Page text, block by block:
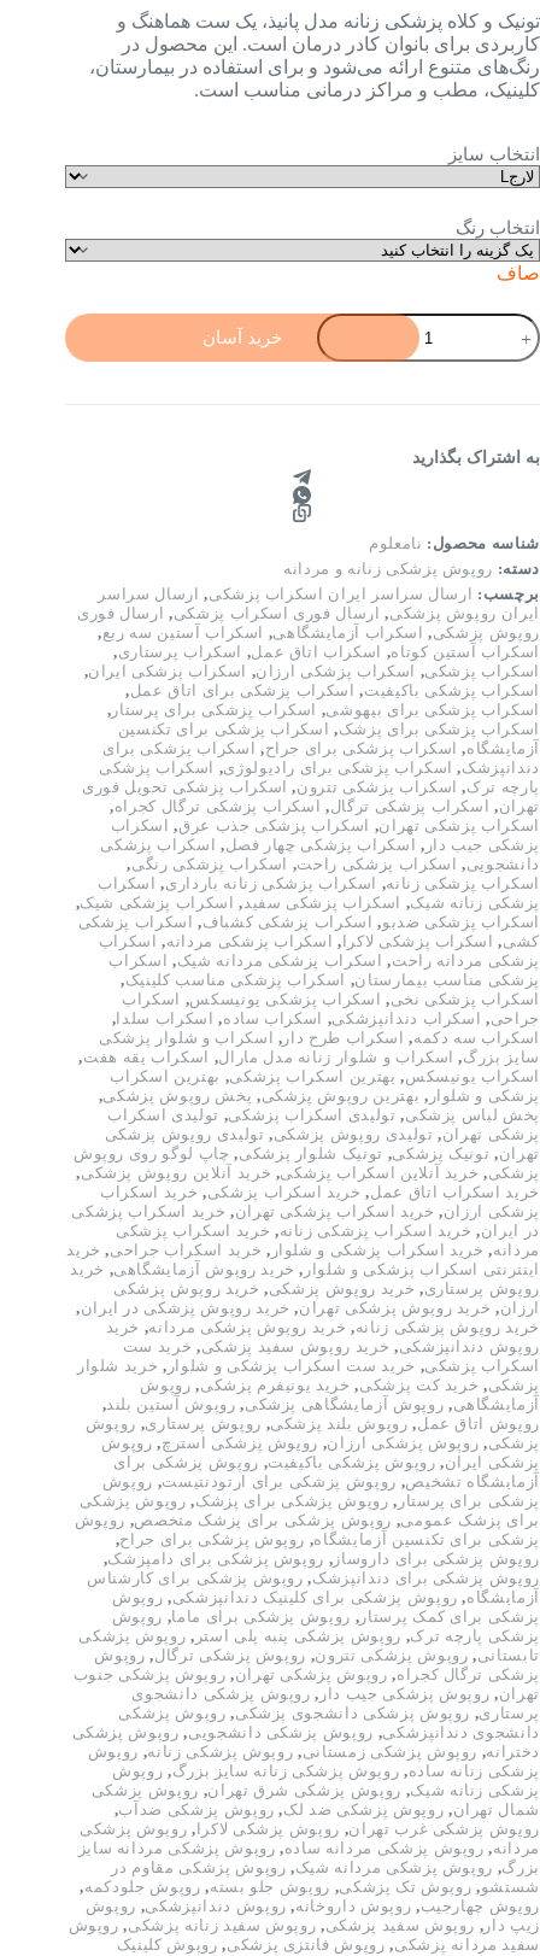
تومان2,200,000
بود.
تومان1,320,000.
تونیک و کلاه پزشکی زنانه مدل پانیذ، یک ست هماهنگ و
کاربردی برای بانوان کادر درمان است. این محصول در
رنگ‌های متنوع ارائه می‌شود و برای استفاده در بیمارستان،
کلینیک، مطب و مراکز درمانی مناسب است.
انتخاب سایز
انتخاب رنگ
صاف
تونیک
و
کلاه
پانیذ
برای
عدد
خرید آسان
به اشتراک بگذارید
شناسه محصول: نامعلوم
دسته: روپوش پزشکی زنانه و مردانه
برچسب:
ارسال سراسر ایران اسکراب پزشکی, ارسال سراسر
ایران روپوش پزشکی, ارسال فوری اسکراب پزشکی, ارسال فوری
روپوش پزشکی, اسکراب آزمایشگاهی, اسکراب آستین سه ربع,
اسکراب آستین کوتاه, اسکراب اتاق عمل, اسکراب پرستاری,
اسکراب پزشکی, اسکراب پزشکی ارزان, اسکراب پزشکی ایران,
اسکراب پزشکی باکیفیت, اسکراب پزشکی برای اتاق عمل,
اسکراب پزشکی برای بیهوشی, اسکراب پزشکی برای پرستار ,
اسکراب پزشکی برای پزشک,
اسکراب پزشکی برای تکنسین
آزمایشگاه, اسکراب پزشکی برای جراح,
اسکراب پزشکی برای
دندانپزشک, اسکراب پزشکی برای رادیولوژی,
اسکراب پزشکی
پارچه ترک, اسکراب پزشکی تترون, اسکراب پزشکی تحویل فوری
تهران, اسکراب پزشکی ترگال, اسکراب پزشکی ترگال کجراه,
اسکراب پزشکی تهران, اسکراب پزشکی جذب عرق,
اسکراب
پزشکی جیب دار , اسکراب پزشکی چهار فصل,
اسکراب پزشکی
دانشجویی, اسکراب پزشکی راحت, اسکراب پزشکی رنگی,
اسکراب پزشکی زنانه, اسکراب پزشکی زنانه بارداری,
اسکراب
پزشکی زنانه شیک, اسکراب پزشکی سفید, اسکراب پزشکی شیک,
اسکراب پزشکی ضدبو, اسکراب پزشکی کشباف,
اسکراب پزشکی
کشی, اسکراب پزشکی لاکرا , اسکراب پزشکی مردانه,
اسکراب
پزشکی مردانه راحت, اسکراب پزشکی مردانه شیک,
اسکراب
پزشکی مناسب بیمارستان, اسکراب پزشکی مناسب کلینیک,
اسکراب پزشکی نخی, اسکراب پزشکی یونیسکس,
اسکراب
جراحی, اسکراب دندانپزشکی, اسکراب ساده, اسکراب سلدا ,
اسکراب سه دکمه, اسکراب طرح دار ,
اسکراب و شلوار پزشکی
سایز بزرگ, اسکراب و شلوار زنانه مدل مارال, اسکراب یقه هفت,
اسکراب یونیسکس, بهترین اسکراب پزشکی, بهترین اسکراب
پزشکی و شلوار , بهترین روپوش پزشکی, پخش روپوش پزشکی,
پخش لباس پزشکی, تولیدی اسکراب پزشکی, تولیدی اسکراب
پزشکی تهران, تولیدی روپوش پزشکی, تولیدی روپوش پزشکی
تهران, تونیک پزشکی, تونیک شلوار پزشکی, چاپ لوگو روی روپوش
پزشکی, خرید آنلاین اسکراب پزشکی, خرید آنلاین روپوش پزشکی,
خرید اسکراب اتاق عمل, خرید اسکراب پزشکی, خرید اسکراب
پزشکی ارزان, خرید اسکراب پزشکی تهران, خرید اسکراب پزشکی
در ایران, خرید اسکراب پزشکی زنانه, خرید اسکراب پزشکی
مردانه, خرید اسکراب پزشکی و شلوار , خرید اسکراب جراحی, خرید
اینترنتی اسکراب پزشکی و شلوار , خرید روپوش آزمایشگاهی, خرید
روپوش پرستاری, خرید روپوش پزشکی, خرید روپوش پزشکی
ارزان, خرید روپوش پزشکی تهران, خرید روپوش پزشکی در ایران,
خرید روپوش پزشکی زنانه, خرید روپوش پزشکی مردانه, خرید
روپوش دندانپزشکی, خرید روپوش سفید پزشکی, خرید ست
اسکراب پزشکی, خرید ست اسکراب پزشکی و شلوار , خرید شلوار
پزشکی, خرید کت پزشکی, خرید یونیفرم پزشکی, روپوش
آزمایشگاهی, روپوش آزمایشگاهی پزشکی, روپوش آستین بلند,
روپوش اتاق عمل, روپوش بلند پزشکی, روپوش پرستاری, روپوش
پزشکی, روپوش پزشکی ارزان, روپوش پزشکی استرچ, روپوش
پزشکی ایران, روپوش پزشکی باکیفیت, روپوش پزشکی برای
آزمایشگاه تشخیص, روپوش پزشکی برای ارتودنتیست, روپوش
پزشکی برای پرستار , روپوش پزشکی برای پزشک, روپوش پزشکی
برای پزشک عمومی, روپوش پزشکی برای پزشک متخصص, روپوش
پزشکی برای تکنسین آزمایشگاه, روپوش پزشکی برای جراح,
روپوش پزشکی برای داروساز , روپوش پزشکی برای دامپزشک,
روپوش پزشکی برای دندانپزشک, روپوش پزشکی برای کارشناس
آزمایشگاه, روپوش پزشکی برای کلینیک دندانپزشکی, روپوش
پزشکی برای کمک پرستار , روپوش پزشکی برای ماما, روپوش
پزشکی پارچه ترک, روپوش پزشکی پنبه پلی استر , روپوش پزشکی
تابستانی, روپوش پزشکی تترون, روپوش پزشکی ترگال, روپوش
پزشکی ترگال کجراه, روپوش پزشکی تهران, روپوش پزشکی جنوب
تهران, روپوش پزشکی جیب دار , روپوش پزشکی دانشجوی
پرستاری, روپوش پزشکی دانشجوی پزشکی, روپوش پزشکی
دانشجوی دندانپزشکی, روپوش پزشکی دانشجویی, روپوش پزشکی
دخترانه, روپوش پزشکی زمستانی, روپوش پزشکی زنانه, روپوش
پزشکی زنانه ساده, روپوش پزشکی زنانه سایز بزرگ, روپوش
پزشکی زنانه شیک, روپوش پزشکی شرق تهران, روپوش پزشکی
شمال تهران, روپوش پزشکی ضد لک, روپوش پزشکی ضدآب,
روپوش پزشکی غرب تهران, روپوش پزشکی لاکرا , روپوش پزشکی
مردانه, روپوش پزشکی مردانه ساده, روپوش پزشکی مردانه سایز
بزرگ, روپوش پزشکی مردانه شیک, روپوش پزشکی مقاوم در
شستشو, روپوش تک پزشکی, روپوش جلو بسته, روپوش جلودکمه,
روپوش چهارجیب, روپوش داروخانه, روپوش دندانپزشکی, روپوش
زیپ دار , روپوش سفید پزشکی, روپوش سفید زنانه پزشکی, روپوش
سفید مردانه پزشکی, روپوش فانتزی پزشکی, روپوش کلینیک